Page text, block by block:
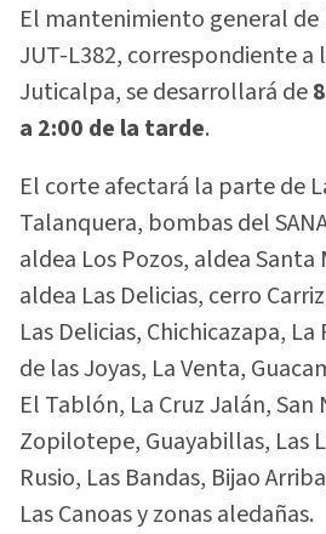
El mantenimiento general
JUT-L382, correspondiente a
Juticalpa, se desarrollará de
a 2:00 de la tarde.
El corte afectará la parte de
Talanquera, bombas del
aldea Los Pozos, aldea Santa
aldea Las Delicias, cerro
Las Delicias, Chichicazapa,
de las Joyas, La Venta,
El Tablón, La Cruz Jalán, San
Zopilotepe, Guayabillas, Las
Rusio, Las Bandas, Bijao
Las Canoas y zonas aledañas.